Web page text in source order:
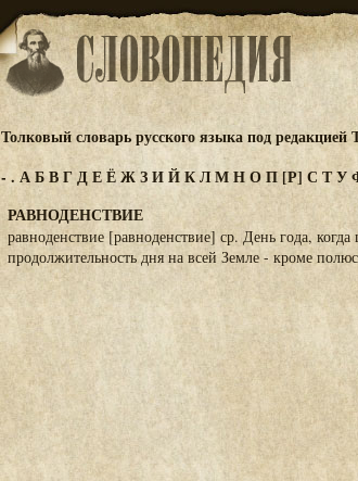
Толковый словарь русского языка под
-. АБВГДЕЁЖЗИЙКЛМНОП[Р] С ТУ
РАВНОДЕНСТВИЕ
равноденствие [равноденствие] ср. День года,
продолжительность дня на всей Земле - кроме